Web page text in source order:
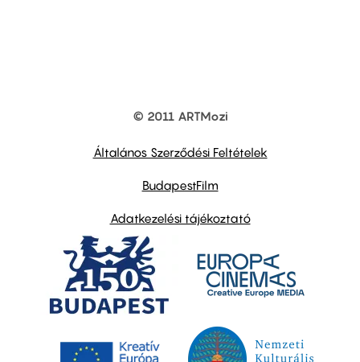
© 2011 ARTMozi
Általános Szerződési Feltételek
BudapestFilm
Adatkezelési tájékoztató